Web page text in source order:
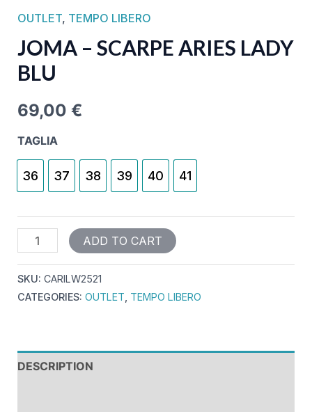
OUTLET, TEMPO LIBERO
JOMA – SCARPE ARIES LADY
BLU
69,00 €
TAGLIA
36 37 38 39 40 41
ADD TO CART
SKU: CARILW2521
CATEGORIES: OUTLET, TEMPO LIBERO
DESCRIPTION